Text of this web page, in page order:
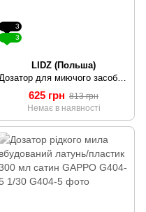
3
3
LIDZ (Польша)
Дозатор для миючого засобу Lidz (CRM) 112 02 000 00 SD00041013
625 грн 813 грн
Немає в наявності